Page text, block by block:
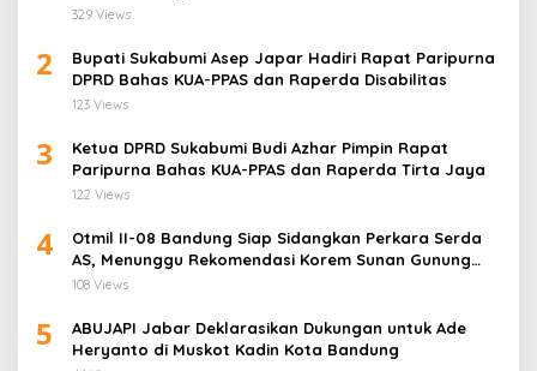
329 Views
2
Bupati Sukabumi Asep Japar Hadiri Rapat Paripurna
DPRD Bahas KUA-PPAS dan Raperda Disabilitas
123 Views
3
Ketua DPRD Sukabumi Budi Azhar Pimpin Rapat
Paripurna Bahas KUA-PPAS dan Raperda Tirta Jaya
122 Views
4
Otmil II-08 Bandung Siap Sidangkan Perkara Serda
AS, Menunggu Rekomendasi Korem Sunan Gunung
Jati Cirebon
108 Views
5
ABUJAPI Jabar Deklarasikan Dukungan untuk Ade
Heryanto di Muskot Kadin Kota Bandung